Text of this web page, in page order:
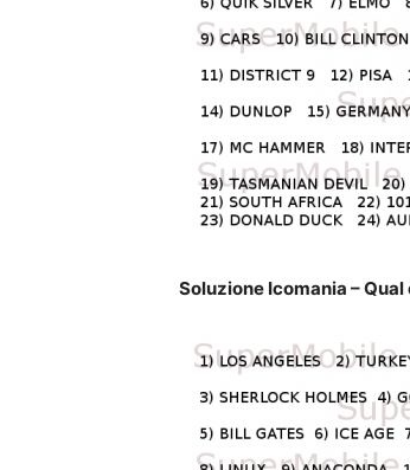
Soluzione Icomania – Qual